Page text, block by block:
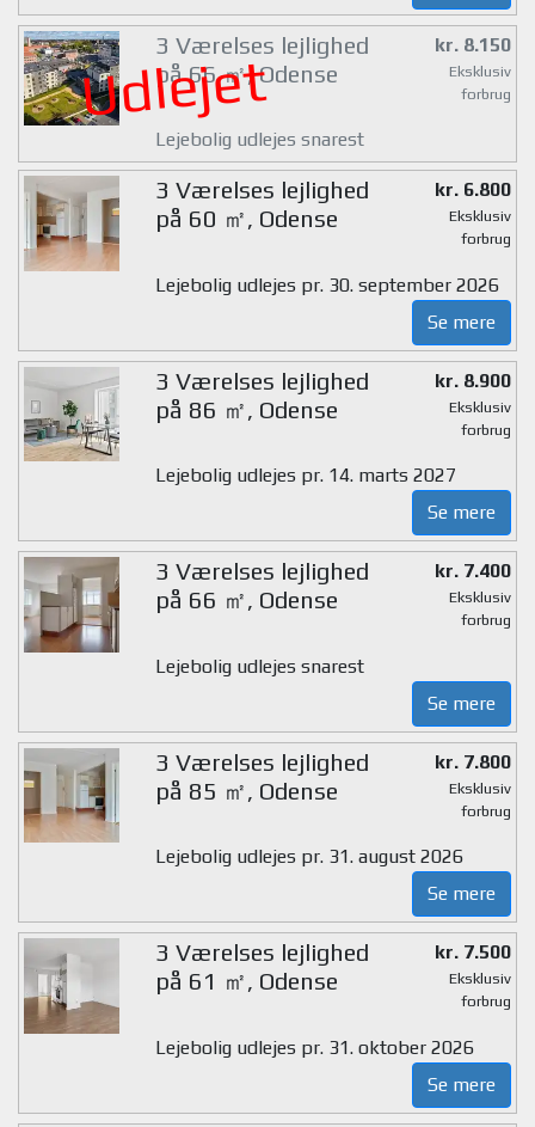
Udlejet
3 Værelses lejlighed
på 66 ㎡, Odense
kr. 8.150
Eksklusiv
forbrug
Lejebolig udlejes snarest
3 Værelses lejlighed
på 60 ㎡, Odense
kr. 6.800
Eksklusiv
forbrug
Lejebolig udlejes pr. 30. september 2026
Se mere
3 Værelses lejlighed
på 86 ㎡, Odense
kr. 8.900
Eksklusiv
forbrug
Lejebolig udlejes pr. 14. marts 2027
Se mere
3 Værelses lejlighed
på 66 ㎡, Odense
kr. 7.400
Eksklusiv
forbrug
Lejebolig udlejes snarest
Se mere
3 Værelses lejlighed
på 85 ㎡, Odense
kr. 7.800
Eksklusiv
forbrug
Lejebolig udlejes pr. 31. august 2026
Se mere
3 Værelses lejlighed
på 61 ㎡, Odense
kr. 7.500
Eksklusiv
forbrug
Lejebolig udlejes pr. 31. oktober 2026
Se mere